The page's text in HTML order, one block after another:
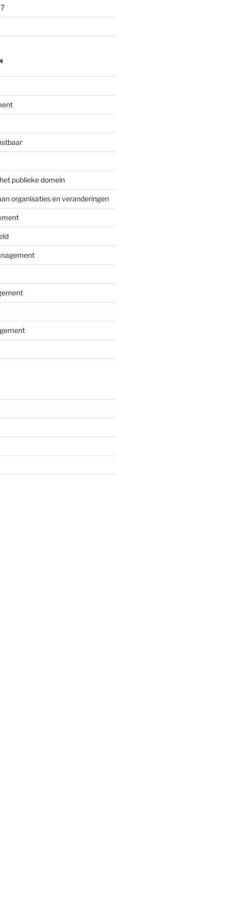
publieke domein
organisaties en veranderingen